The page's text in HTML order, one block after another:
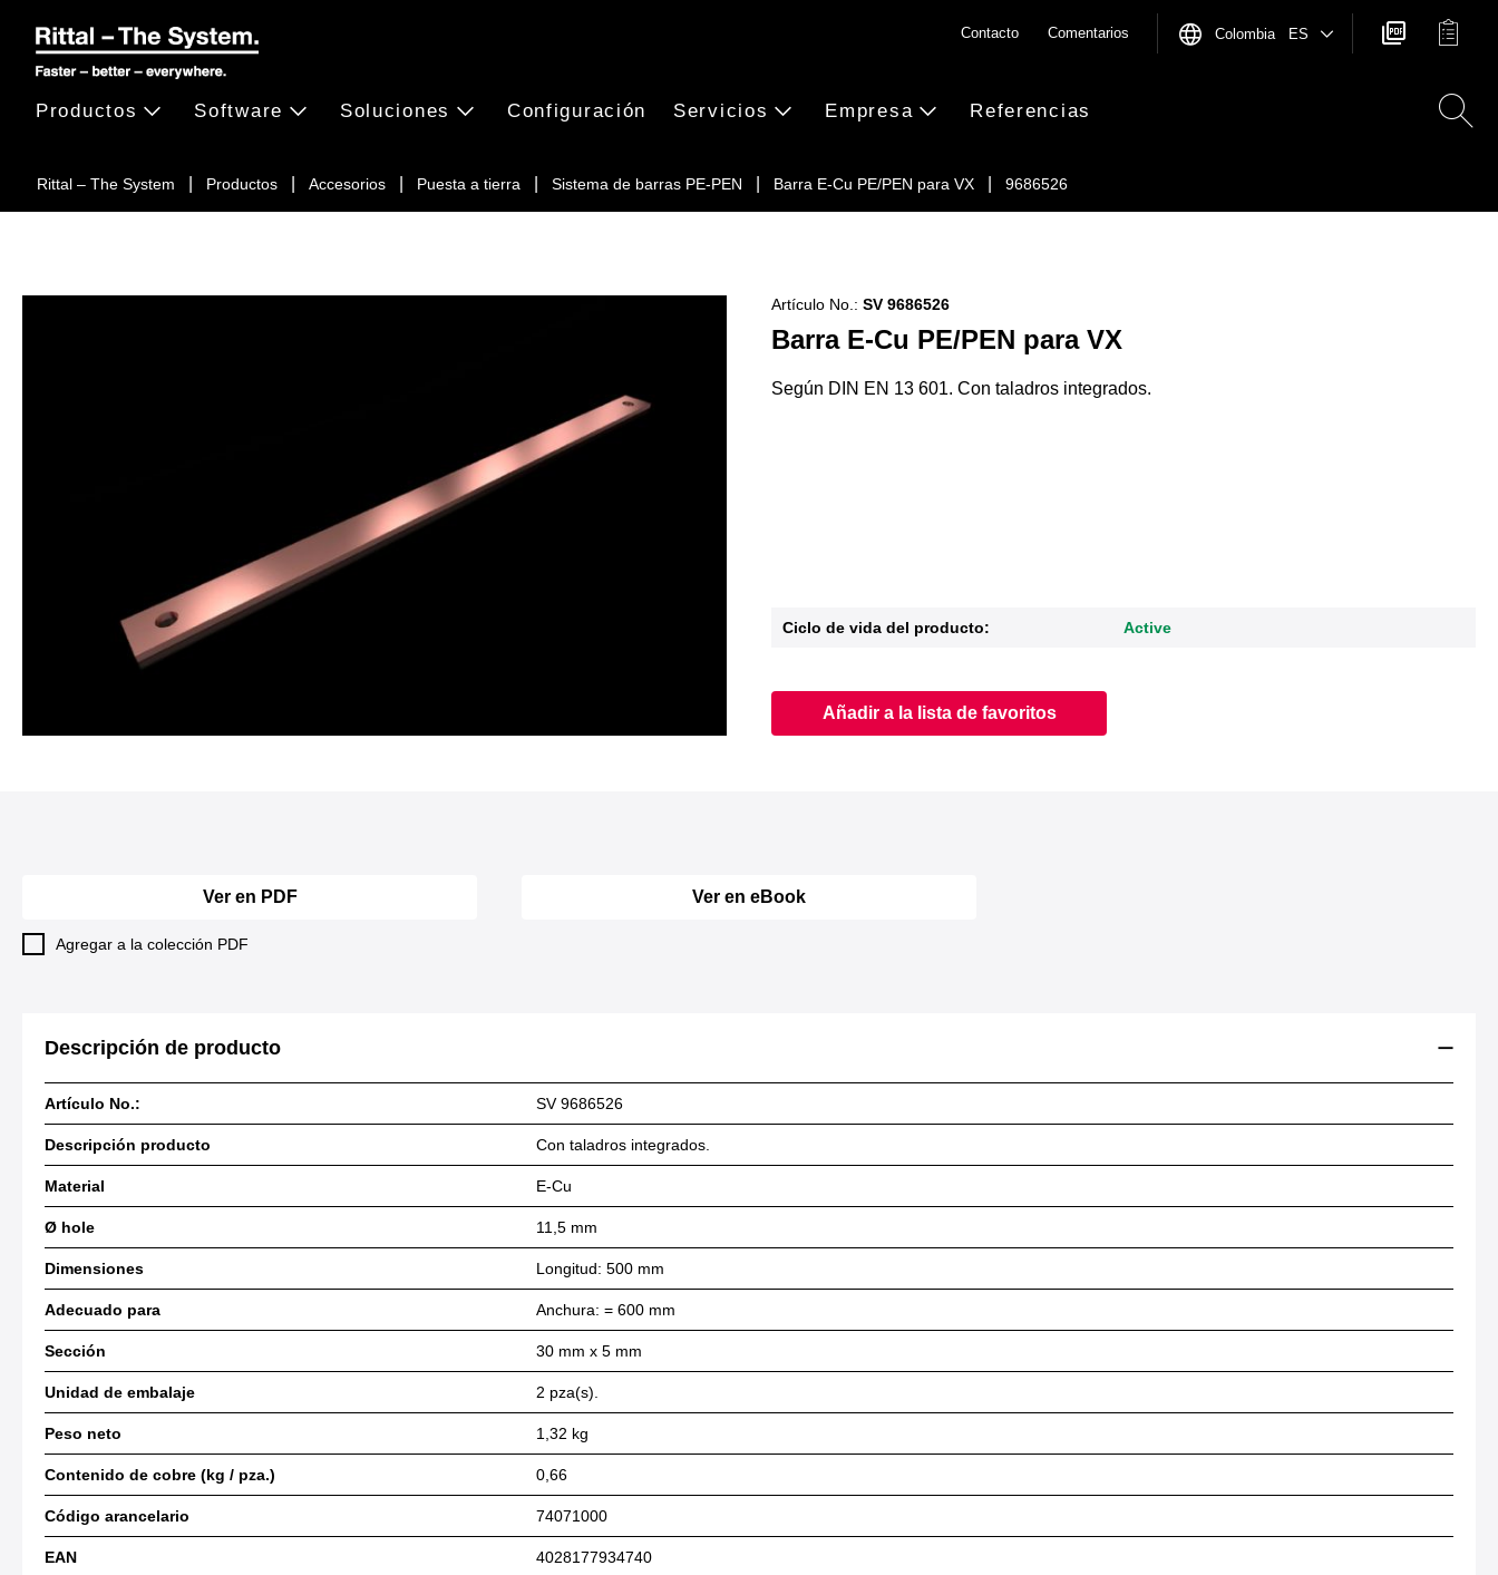
Rittal – The System Productos Accesorios Puesta a tierra Sistema de barras PE-PEN Barra E-Cu PE/PEN para VX 9686526
Productos Software Soluciones Configuración Servicios Empresa Referencias
Contacto Comentarios Colombia ES
Barra E-Cu PE/PEN para VX
Artículo No.: SV 9686526
Según DIN EN 13 601. Con taladros integrados.
Ciclo de vida del producto: Active
Añadir a la lista de favoritos
Ver en PDF
Agregar a la colección PDF
Ver en eBook
Descripción de producto
Artículo No.: SV 9686526
Descripción producto Con taladros integrados.
Material E-Cu
Ø hole 11,5 mm
Dimensiones Longitud: 500 mm
Adecuado para Anchura: = 600 mm
Sección 30 mm x 5 mm
Unidad de embalaje 2 pza(s).
Peso neto 1,32 kg
Contenido de cobre (kg / pza.) 0,66
Código arancelario 74071000
EAN 4028177934740